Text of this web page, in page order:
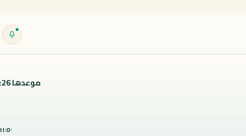
موعدها 12:26
١١:٥٠ ص